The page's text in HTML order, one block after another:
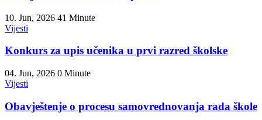
10. Jun, 2026 41 Minute
Vijesti
Konkurs za upis učenika u prvi razred školske
04. Jun, 2026 0 Minute
Vijesti
Obavještenje o procesu samovrednovanja rada škole